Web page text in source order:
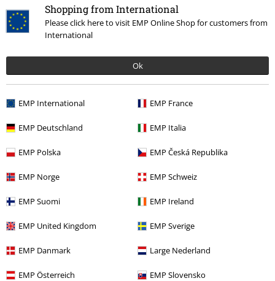
Shopping from International
Please click here to visit EMP Online Shop for customers from
International
Ok
EMP International EMP France
EMP Deutschland EMP Italia
EMP Polska EMP Česká Republika
EMP Norge EMP Schweiz
EMP Suomi EMP Ireland
EMP United Kingdom EMP Sverige
EMP Danmark Large Nederland
EMP Österreich EMP Slovensko
Všeobecné informace o velikostech
Způsoby platby
Nabídky pro vás
Soutěž
Objednejte si dárkový poukaz